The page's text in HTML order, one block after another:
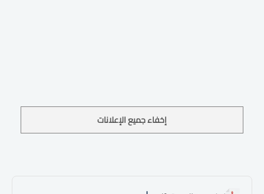
إخفاء جميع الإعلانات